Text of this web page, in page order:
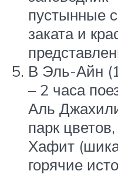
пустынные
заката и
В Эль-Айн
– 2 часа
Аль
парк
Хафит
горячие